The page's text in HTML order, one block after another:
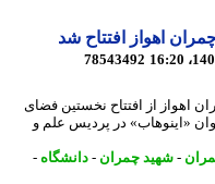
اهواز افتتاح شد
78543492
از افتتاح نخستین فضای
در پردیس علم و
- شهید چمران- دانشگاه-